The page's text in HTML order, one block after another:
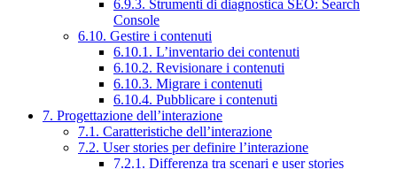
6.9.3. Strumenti di diagnostica SEO: Search
Console
6.10. Gestire i contenuti
6.10.1. L’inventario dei contenuti
6.10.2. Revisionare i contenuti
6.10.3. Migrare i contenuti
6.10.4. Pubblicare i contenuti
7. Progettazione dell’interazione
7.1. Caratteristiche dell’interazione
7.2. User stories per definire l’interazione
7.2.1. Differenza tra scenari e user stories